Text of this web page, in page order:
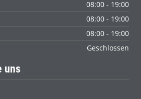
08:00 - 19:00
08:00 - 19:00
08:00 - 19:00
Geschlossen
uns